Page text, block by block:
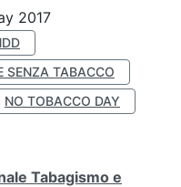
2017
SENZA TABACCO
NO TOBACCO DAY
Tabagismo e